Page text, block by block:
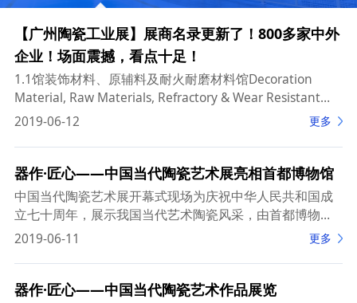
【广州陶瓷工业展】展商名录更新了！800多家中外
企业！场面震撼，看点十足！
1.1馆装饰材料、原辅料及耐火耐磨材料馆Decoration
Material, Raw Materials, Refractory & Wear Resistant
Material Hal
2019-06-12 更多
器作·匠心——中国当代陶瓷艺术展亮相首都博物馆
中国当代陶瓷艺术展开幕式现场为庆祝中华人民共和国成
立七十周年，展示我国当代艺术陶瓷风采，由首都博物
馆、中国陶瓷工业协会共同主办，景德镇陶瓷协会协办的
2019-06-11 更多
器作·匠心——中国当代陶瓷艺术作品展览